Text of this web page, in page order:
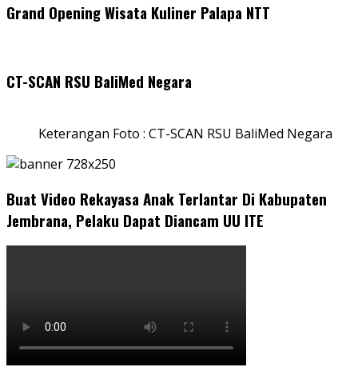
Grand Opening Wisata Kuliner Palapa NTT
CT-SCAN RSU BaliMed Negara
Keterangan Foto : CT-SCAN RSU BaliMed Negara
Buat Video Rekayasa Anak Terlantar Di Kabupaten
Jembrana, Pelaku Dapat Diancam UU ITE